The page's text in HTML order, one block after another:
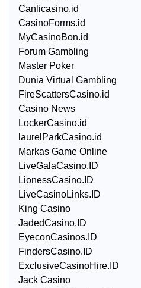
Canlicasino.id
CasinoForms.id
MyCasinoBon.id
Forum Gambling
Master Poker
Dunia Virtual Gambling
FireScattersCasino.id
Casino News
LockerCasino.id
laurelParkCasino.id
Markas Game Online
LiveGalaCasino.ID
LionessCasino.ID
LiveCasinoLinks.ID
King Casino
JadedCasino.ID
EyeconCasinos.ID
FindersCasino.ID
ExclusiveCasinoHire.ID
Jack Casino